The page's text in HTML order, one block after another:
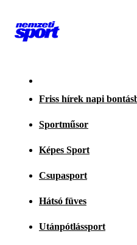
Friss hírek napi
Sportműsor
Képes Sport
Csupasport
Hátsó füves
Utánpótlássport